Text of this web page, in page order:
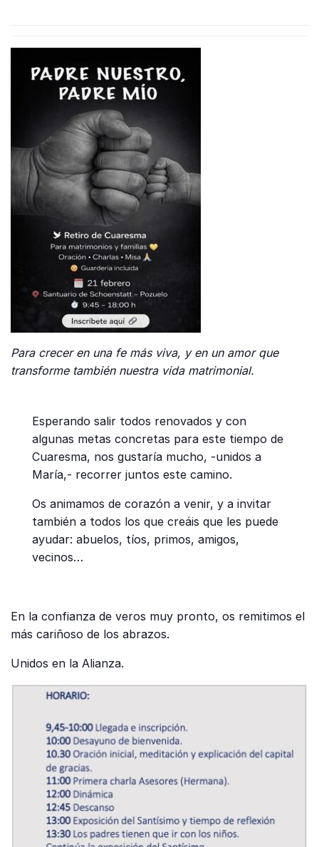
Para crecer en una fe más viva, y en un amor que
transforme también nuestra vida matrimonial.
Esperando salir todos renovados y con
algunas metas concretas para este tiempo de
Cuaresma, nos gustaría mucho, -unidos a
María,- recorrer juntos este camino.
Os animamos de corazón a venir, y a invitar
también a todos los que creáis que les puede
ayudar: abuelos, tíos, primos, amigos,
vecinos…
En la confianza de veros muy pronto, os remitimos el
más cariñoso de los abrazos.
Unidos en la Alianza.